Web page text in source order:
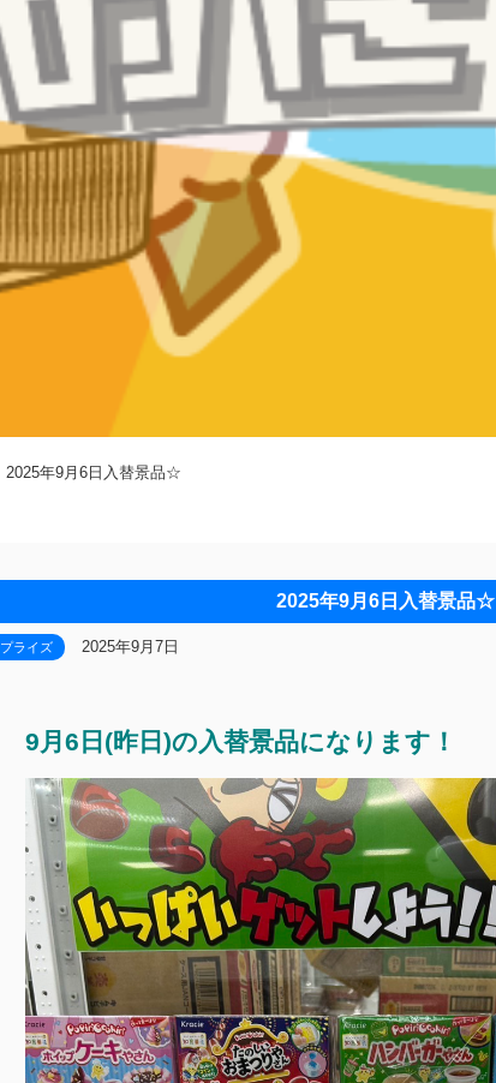
2025年9月6日入替景品☆
2025年9月6日入替景品☆
プライズ 2025年9月7日
9月6日(昨日)の入替景品になります！